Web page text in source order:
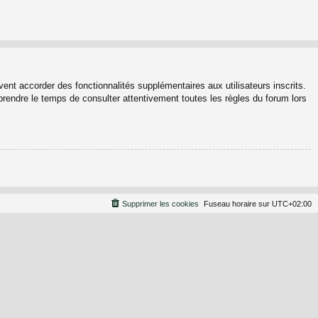
accorder des fonctionnalités supplémentaires aux utilisateurs inscrits.
le temps de consulter attentivement toutes les règles du forum lors
Fuseau horaire sur UTC+02:00
Supprimer les cookies